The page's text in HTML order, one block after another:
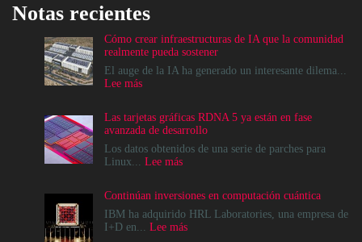
Notas recientes
Cómo crear infraestructuras de IA que la comunidad
realmente pueda sostener
El auge de la IA ha generado un interesante dilema...
Lee más:
infraestructuras
de
IA
que
realmente
pueda
sostener
Las tarjetas gráficas RDNA 5 ya están en fase
avanzada de desarrollo
Los datos obtenidos de una serie de parches para
Linux... Lee más:
gráficas
RDNA
5
Continúan inversiones en computación cuántica
IBM ha adquirido HRL Laboratories, una empresa de
I+D en... Lee más: